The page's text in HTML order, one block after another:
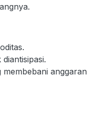
anggaran